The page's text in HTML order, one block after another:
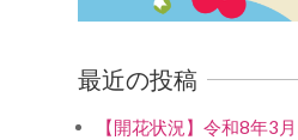
最近の投稿
【開花状況】令和8年3